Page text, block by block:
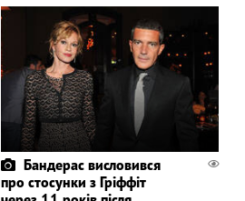
Бандерас висловився
про стосунки з Гріффіт